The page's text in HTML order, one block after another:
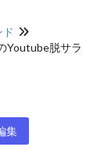
Youtube脱サラ
集